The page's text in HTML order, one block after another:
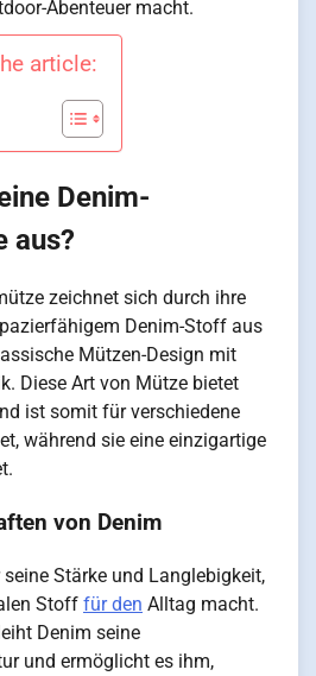
Abenteuer macht.
article:
Denim-
aus?
zeichnet sich durch ihre
Denim-Stoff aus
Mützen-Design mit
Diese Art von Mütze bietet
ist somit für verschiedene
während sie eine einzigartige
von Denim
Stärke und Langlebigkeit,
Stoff für den Alltag macht.
Denim seine
und ermöglicht es ihm,